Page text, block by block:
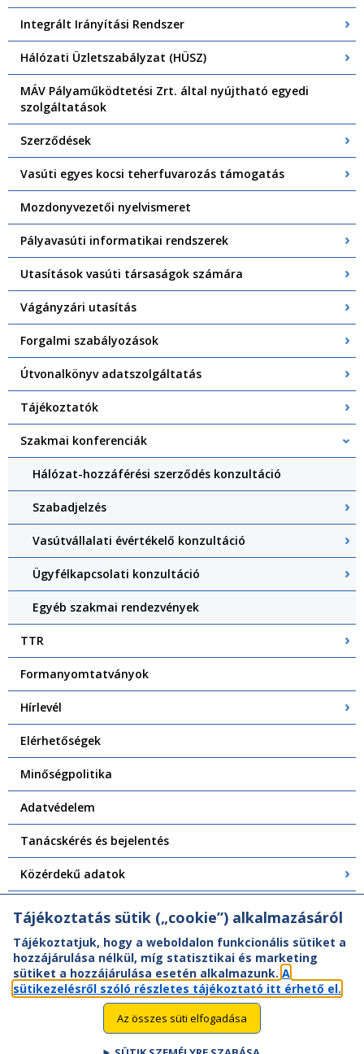
Integrált Irányítási Rendszer
Hálózati Üzletszabályzat (HÜSZ)
MÁV Pályaműködtetési Zrt. által nyújtható egyedi
szolgáltatások
Szerződések
Vasúti egyes kocsi teherfuvarozás támogatás
Mozdonyvezetői nyelvismeret
Pályavasúti informatikai rendszerek
Utasítások vasúti társaságok számára
Vágányzári utasítás
Forgalmi szabályozások
Útvonalkönyv adatszolgáltatás
Tájékoztatók
Szakmai konferenciák
Hálózat-hozzáférési szerződés konzultáció
Szabadjelzés
Vasútvállalati évértékelő konzultáció
Ügyfélkapcsolati konzultáció
Egyéb szakmai rendezvények
TTR
Formanyomtatványok
Hírlevél
Elérhetőségek
Minőségpolitika
Adatvédelem
Tanácskérés és bejelentés
Közérdekű adatok
Tájékoztatás sütik („cookie”) alkalmazásáról
Tájékoztatjuk, hogy a weboldalon funkcionális sütiket a
hozzájárulása nélkül, míg statisztikai és marketing
sütiket a hozzájárulása esetén alkalmazunk. A
sütikezelésről szóló részletes tájékoztató itt érhető el.
Az összes süti elfogadása